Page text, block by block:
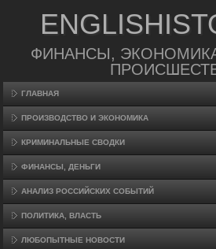
ФИНАНСЫ,
ГЛАВНАЯ
ПРОИЗВΟДСТВО И ЭКОНОМИКА
КРИМИНАЛЬНЫЕ СВОДКИ
ФИНАНСЫ, ДЕНЬГИ
АНАЛИЗ РОССИЙСКИХ СОБЫТИЙ
ПОЛИТИКА, ВЛАСТЬ
ЛЮБОПЫТНЫЕ НОВОСТИ